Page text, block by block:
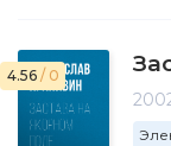
4.56 / 0